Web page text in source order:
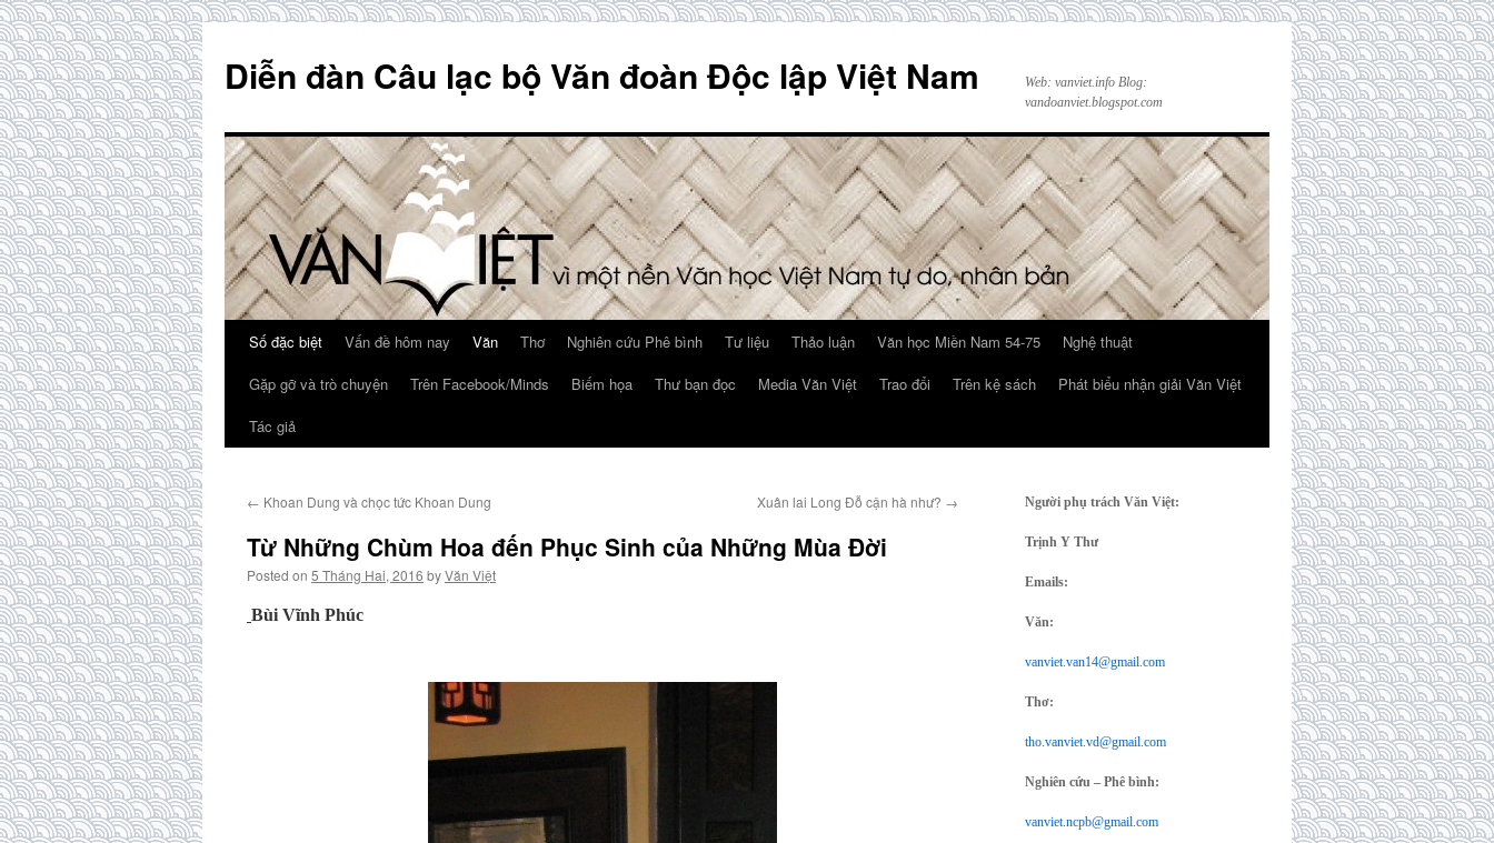
content
Diễn đàn Câu lạc bộ Văn đoàn Độc lập Việt Nam
Web: vanviet.info Blog:
vandoanviet.blogspot.com
Số đặc biệt Vấn đề hôm nay Văn Thơ Nghiên cứu Phê bình Tư liệu Thảo luận Văn học Miền Nam 54-75
Nghệ thuật
Gặp gỡ và trò chuyện
Trên Facebook/Minds Biếm họa Thư bạn đọc Media Văn Việt Trao đổi Trên kệ sách
Phát biểu nhận giải Văn Việt
Tác giả
← Khoan Dung và chọc tức Khoan Dung Xuân lai Long Đỗ cận hà như? →
Từ Những Chùm Hoa đến Phục Sinh của Những Mùa Đời
Posted on 5 Tháng Hai, 2016 byVăn Việt
Bùi Vĩnh Phúc
Người phụ trách Văn Việt:
Trịnh Y Thư
Emails:
Văn:
vanviet.van14@gmail.com
Thơ:
tho.vanviet.vd@gmail.com
Nghiên cứu – Phê bình:
vanviet.ncpb@gmail.com